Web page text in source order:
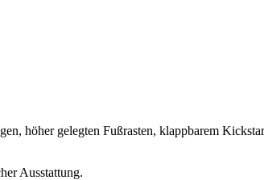
höher gelegten Fußrasten, klappbarem
Ausstattung.